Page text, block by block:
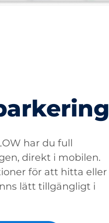
har du full
direkt i mobilen.
för att hitta eller
lätt tillgängligt i